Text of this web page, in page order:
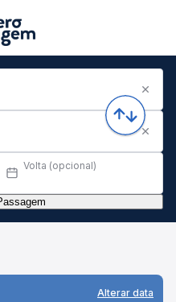
Volta (opcional)
Alterar data